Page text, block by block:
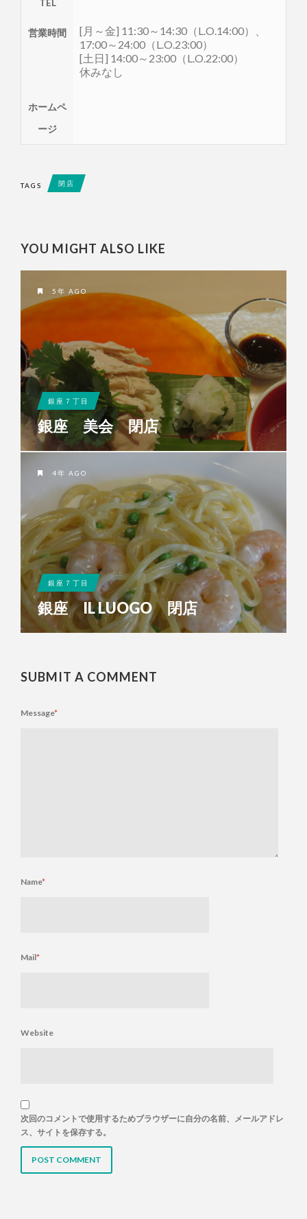
営業時間
[月～金] 11:30～14:30（L.O.14:00）、
17:00～24:00（L.O.23:00）
[土日] 14:00～23:00（L.O.22:00）
休みなし
ホームペ
ージ
TAGS 閉店
YOU MIGHT ALSO LIKE
5年 AGO
銀座７丁目
銀座 美会 閉店
4年 AGO
銀座７丁目
銀座 IL LUOGO 閉店
SUBMIT A COMMENT
Message*
Name*
Mail*
Website
次回のコメントで使用するためブラウザーに自分の名前、メールアドレ
ス、サイトを保存する。